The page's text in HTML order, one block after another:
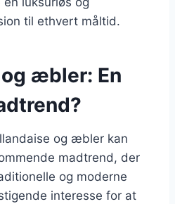
til ethvert måltid.
æbler: En
og æbler kan
madtrend, der
og moderne
interesse for at